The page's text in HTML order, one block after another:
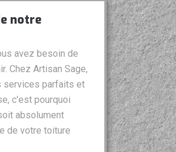
notre
avez besoin de
Chez Artisan Sage,
services parfaits et
c'est pourquoi
absolument
de votre toiture